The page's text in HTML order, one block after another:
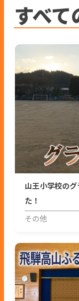
すべ
山王小学校の
た！
その他